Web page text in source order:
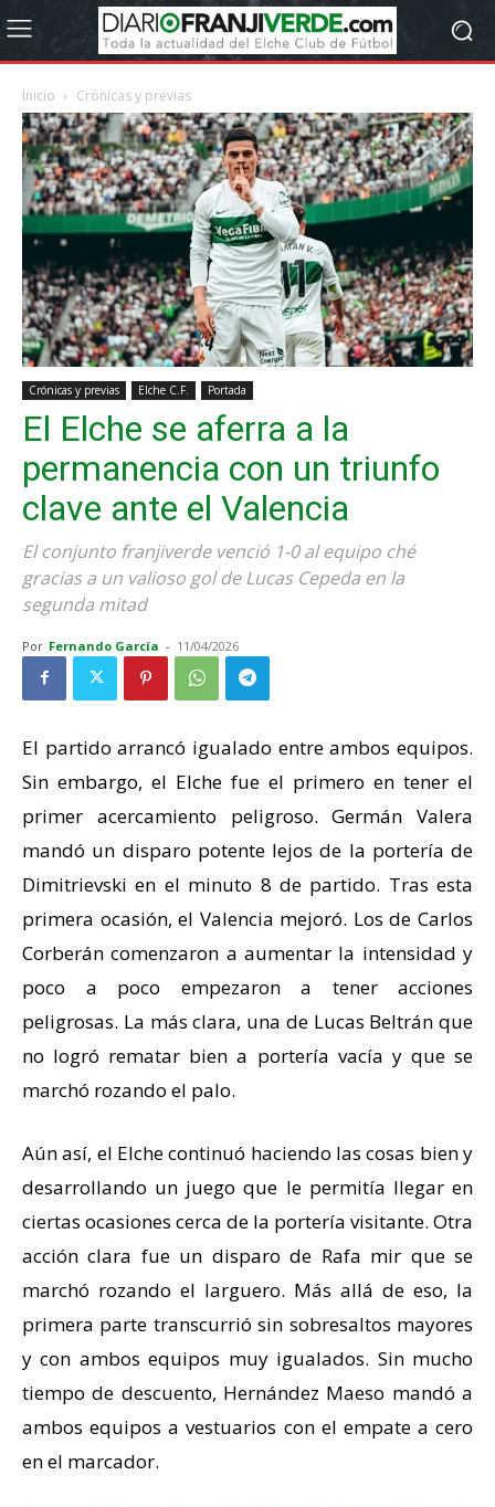
Inicio Crónicas y previas
Crónicas y previas Elche C.F. Portada
El Elche se aferra a la
permanencia con un triunfo
clave ante el Valencia
El conjunto franjiverde venció 1-0 al equipo ché
gracias a un valioso gol de Lucas Cepeda en la
segunda mitad
Por Fernando García - 11/04/2026
El partido arrancó igualado entre ambos equipos.
Sin embargo, el Elche fue el primero en tener el
primer acercamiento peligroso. Germán Valera
mandó un disparo potente lejos de la portería de
Dimitrievski en el minuto 8 de partido. Tras esta
primera ocasión, el Valencia mejoró. Los de Carlos
Corberán comenzaron a aumentar la intensidad y
poco a poco empezaron a tener acciones
peligrosas. La más clara, una de Lucas Beltrán que
no logró rematar bien a portería vacía y que se
marchó rozando el palo.
Aún así, el Elche continuó haciendo las cosas bien y
desarrollando un juego que le permitía llegar en
ciertas ocasiones cerca de la portería visitante. Otra
acción clara fue un disparo de Rafa mir que se
marchó rozando el larguero. Más allá de eso, la
primera parte transcurrió sin sobresaltos mayores
y con ambos equipos muy igualados. Sin mucho
tiempo de descuento, Hernández Maeso mandó a
ambos equipos a vestuarios con el empate a cero
en el marcador.